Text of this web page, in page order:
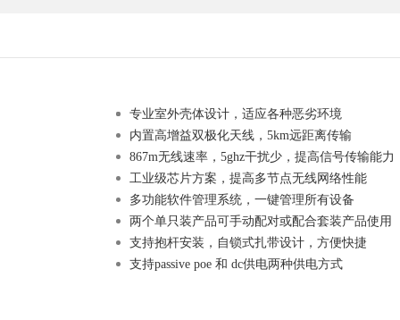
专业室外壳体设计，适应各种恶劣环境
内置高增益双极化天线， 5km远距离传输
867m无线速率，5ghz干扰少，提高信号传输能力
工业级芯片方案 ，提高多节点无线网络性能
多功能软件管理系统 ，一键管理所有设备
两个单只装产品可手动配对或配合套装产品使用
支持抱杆安装，自锁式扎带设计，方便快捷
支持passive poe 和 dc供电两种供电方式